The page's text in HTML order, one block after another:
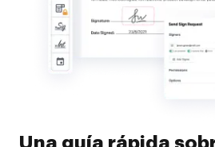
Una guía rápida